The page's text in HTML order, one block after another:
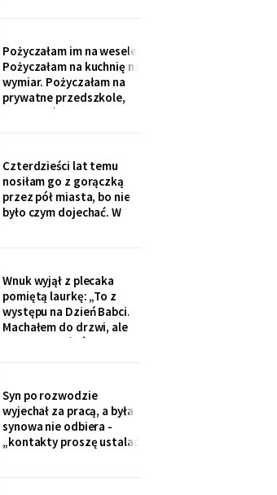
domu opieki. Przyjechali
z tortem i laptopem:
bilety do Rzymu na moje
siedemdziesiąte
urodziny
Pożyczałam im na wesele.
Pożyczałam na kuchnię na
wymiar. Pożyczałam na
prywatne przedszkole,
„bo Kubuś jest wrażliwy".
poprosiłam o pożyczkę -
na okulary progresywne -
i usłyszałam, że „trzeba
było sobie
Czterdzieści lat temu
nosiłam go z gorączką
przez pół miasta, bo nie
było czym dojechać. W
prześwietlenie biodra.
„Mamo, od tego jest
teraz taksówka dla
seniorów, zamów sobie".
Zamówiłam - kierowca
Wnuk wyjął z plecaka
pomiętą laurkę: „To z
występu na Dzień Babci.
Machałem do drzwi, ale
nie przyszłaś". Żadnego
przekazuje je przez
rodziców. Córka
wzruszyła ramionami:
„No zapomniałam, mamo,
tyle się teraz
Syn po rozwodzie
wyjechał za pracą, a była
synowa nie odbiera -
„kontakty proszę ustalać